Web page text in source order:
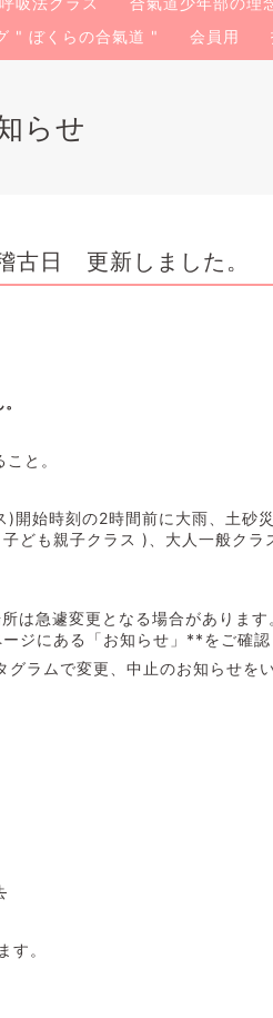
" ぼくらの合氣道 " 会員用
らせ
日 更新しました。
と。
開始時刻の2時間前に大雨、土砂
ども親子クラス )、大人一般クラ
は急遽変更となる場合がありま
ジにある「お知らせ」**をご確認
ラムで変更、中止のお知らせを
す。
知らせいたします